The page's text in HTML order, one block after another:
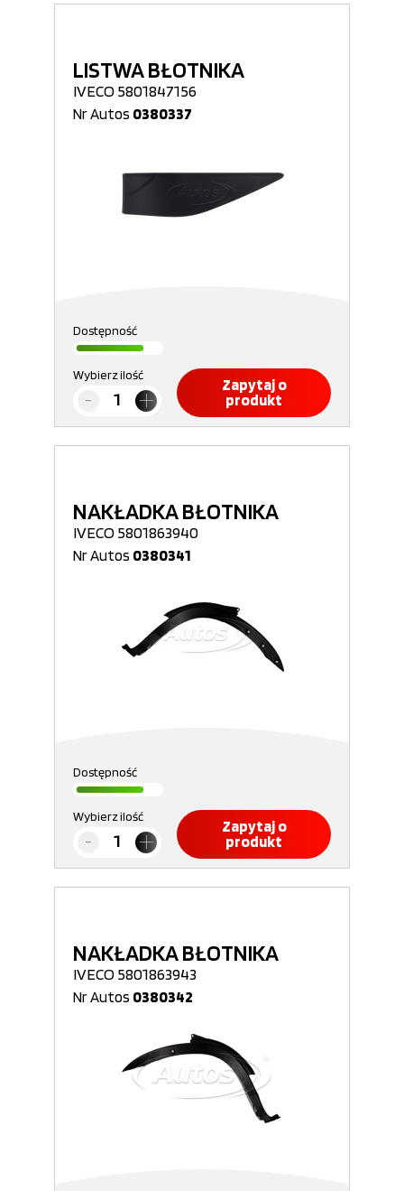
LISTWA BŁOTNIKA
IVECO 5801847156
Nr Autos 0380337
Dostępność
Wybierz ilość
Zapytaj o
produkt
NAKŁADKA BŁOTNIKA
IVECO 5801863940
Nr Autos 0380341
Dostępność
Wybierz ilość
Zapytaj o
produkt
NAKŁADKA BŁOTNIKA
IVECO 5801863943
Nr Autos 0380342